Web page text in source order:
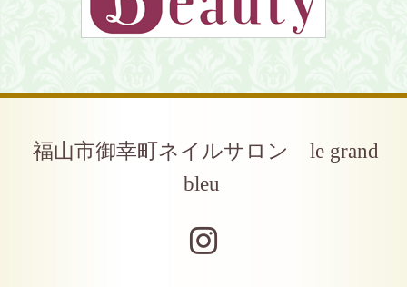
福山市御幸町ネイルサロン le grand
bleu